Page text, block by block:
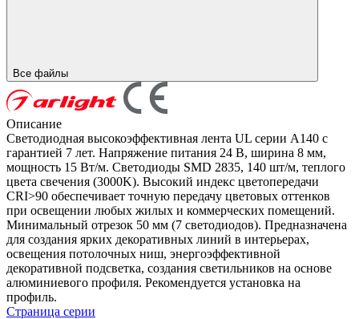
Все файлы
Описание
Светодиодная высокоэффективная лента UL серии A140 с
гарантией 7 лет. Напряжение питания 24 В, ширина 8 мм,
мощность 15 Вт/м. Светодиоды SMD 2835, 140 шт/м, теплого
цвета свечения (3000K). Высокий индекс цветопередачи
CRI>90 обеспечивает точную передачу цветовых оттенков
при освещении любых жилых и коммерческих помещений.
Минимальный отрезок 50 мм (7 светодиодов). Предназначена
для создания ярких декоративных линий в интерьерах,
освещения потолочных ниш, энергоэффективной
декоративной подсветка, создания светильников на основе
алюминиевого профиля. Рекомендуется установка на
профиль.
Страница серии